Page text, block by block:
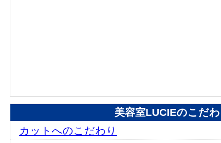
美容室LUCIEのこだ
カットへのこだわり